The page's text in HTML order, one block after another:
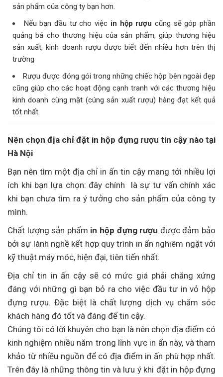
sản phẩm của công ty bạn hơn.
Nếu bạn đầu tư cho việc in hộp rượu cũng sẽ góp phần
quảng bá cho thương hiệu của sản phẩm, giúp thương hiệu
sản xuất, kinh doanh rượu được biết đến nhiều hơn trên thị
trường
Rượu được đóng gói trong những chiếc hộp bên ngoài đẹp
cũng giúp cho các hoạt động cạnh tranh với các thương hiệu
kinh doanh cùng mặt (cúng sản xuất rượu) hàng đạt kết quả
tốt nhất.
Nên chọn địa chỉ đặt in hộp đựng rượu tin cậy nào tại
Hà Nội
Bạn nên tìm một địa chỉ in ấn tin cậy mang tới nhiều lợi
ích khi bạn lựa chọn: đây chính là sự tư vấn chính xác
khi bạn chưa tìm ra ý tưởng cho sản phẩm của công ty
mình.
Chất lượng sản phẩm in hộp đựng rượu được đảm bảo
bởi sự lành nghề kết hợp quy trình in ấn nghiêm ngặt với
kỹ thuật máy móc, hiện đại, tiên tiến nhất.
Địa chỉ tin in ấn cậy sẽ có mức giá phải chăng xứng
đáng với những gì bạn bỏ ra cho việc đầu tư in vỏ hộp
đựng rượu. Đặc biệt là chất lượng dịch vụ chăm sóc
khách hàng đó tốt và đáng để tin cậy.
Chúng tôi có lời khuyên cho bạn là nên chọn địa điểm có
kinh nghiệm nhiều năm trong lĩnh vực in ấn này, và tham
khảo từ nhiều nguồn để có địa điểm in ấn phù hợp nhất.
Trên đây là những thông tin và lưu ý khi đặt in hộp đựng